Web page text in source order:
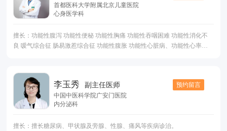
首都医科大学附属北京儿童医院
心身医学科
擅长：功能性腹泻 功能性便秘 功能性胸痛 功能性吞咽困难 功能性消化不
良 嗳气综合征 肠易激惹综合征 功能性腹胀 功能性心脏病、功能性心率失
肌张力障碍 心因性癫痫 心因性发热 功能性视力障碍 功能性感觉障碍 功能
性头晕头痛 功能性尿频 功能性尿急 功能性遗尿 过度换气综合征 功能性呼
吸困难 功能性咳嗽 神经性皮炎 心因性瘙痒 功能性皮肤疼痛 拔毛癖 撕皮症
功能性皮疹 心因性疼痛 功能性尿潴留 慢性疲劳综合征 躯体症状障碍、疾
动障碍 急性应激障碍 情绪障碍 焦虑症 抑郁症 强迫症 神经发育障碍（孤独
李玉秀 副主任医师
预约留言
中国中医科学院广安门医院
内分泌科
擅长：擅长糖尿病、甲状腺及旁腺、性腺、痛风等疾病诊治。